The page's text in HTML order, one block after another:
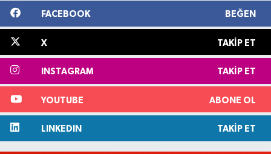
FACEBOOK BEĞEN
X TAKIP ET
INSTAGRAM TAKIP ET
YOUTUBE ABONE OL
LINKEDIN TAKIP ET